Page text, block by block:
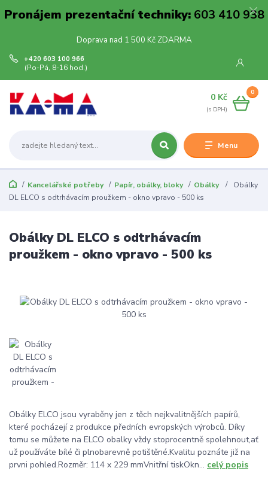
Pronájem prezentační techniky:603 410 938
Doprava nad 1 500 Kč ZDARMA
Menu
+420 603 100 966
(Po-Pá, 8-16 hod.)
0
0 Kč
Kancelářské potřeby Papír, obálky, bloky Obálky
Obálky
DL ELCO s odtrhávacím proužkem - okno vpravo - 500 ks
Obálky DL ELCO s odtrhávacím
proužkem - okno vpravo - 500 ks
Obálky ELCO jsou vyraběny jen z těch nejkvalitnějších papírů,
které pocházejí z produkce předních evropských výrobců. Díky
tomu se můžete na ELCO obalky vždy stoprocentně spolehnout,ať
už používáte bílé či plnobarevně potištěné.Kvalitu poznáte již na
prvni pohled.Rozměr: 114 x 229 mmVnitřní tiskOkn... celý popis